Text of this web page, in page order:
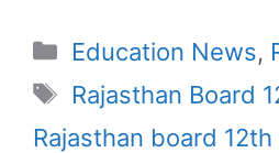
Categories
Education News,
Tags
Rajasthan Board
Rajasthan board